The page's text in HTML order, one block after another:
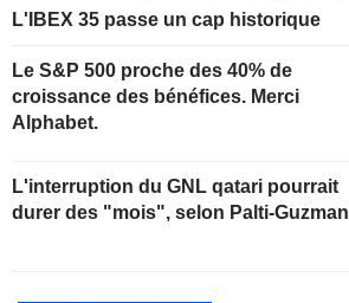
L'IBEX 35 passe un cap historique
Le S&P 500 proche des 40% de
croissance des bénéfices. Merci
Alphabet.
L'interruption du GNL qatari pourrait
durer des "mois", selon Palti-Guzman